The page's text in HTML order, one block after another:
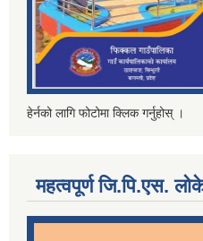
हेर्नको लागि फोटोमा क्लिक गर्नुहोस् ।
महत्वपूर्ण जि.पि.एस.